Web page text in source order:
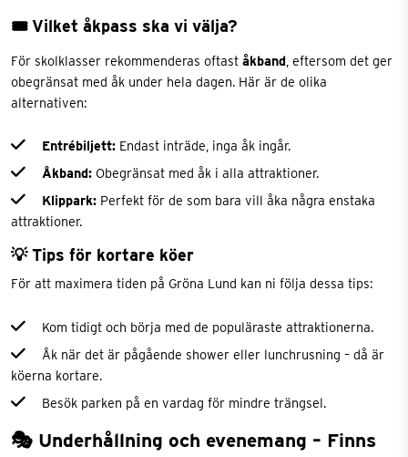
🎟 Vilket åkpass ska vi välja?
För skolklasser rekommenderas oftast åkband , eftersom det ger
obegränsat med åk under hela dagen. Här är de olika
alternativen:
Entrébiljett: Endast inträde, inga åk ingår.
Åkband: Obegränsat med åk i alla attraktioner.
Klippark: Perfekt för de som bara vill åka några enstaka
attraktioner.
💡 Tips för kortare köer
För att maximera tiden på Gröna Lund kan ni följa dessa tips:
Kom tidigt och börja med de populäraste attraktionerna.
Åk när det är pågående shower eller lunchrusning – då är
köerna kortare.
Besök parken på en vardag för mindre trängsel.
🎭 Underhållning och evenemang – Finns